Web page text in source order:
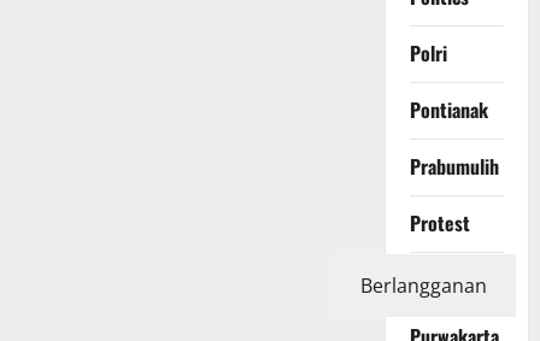
Polri
Pontianak
Prabumulih
Protest
Purbalingga
Berlangganan